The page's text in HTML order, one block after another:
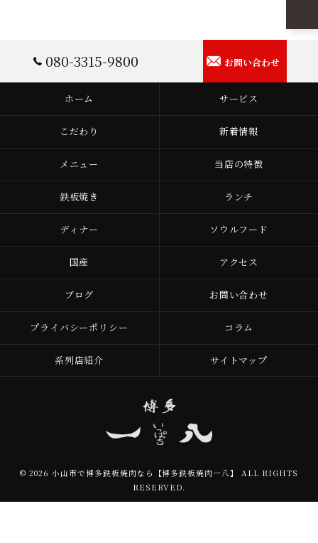
080-3315-9800 お問い合わせ
ホーム サービス
こだわり 新着情報
メニュー 当店の特徴
鉄板焼き ランチ
ディナー ソウルフード
国産 アクセス
ブログ お問い合わせ
プライバシーポリシー コラム
系列店紹介 サイトマップ
© 2026 小山市で博多鉄板焼肉なら【博多鉄板焼肉一八】 ALL RIGHTS
RESERVED.